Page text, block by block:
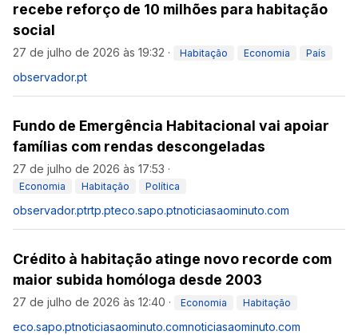
recebe reforço de 10 milhões para habitação
social
27 de julho de 2026 às 19:32 · Habitação Economia País
observador.pt
Fundo de Emergência Habitacional vai apoiar
famílias com rendas descongeladas
27 de julho de 2026 às 17:53 ·
Economia Habitação Política
observador.ptrtp.pteco.sapo.ptnoticiasaominuto.com
Crédito à habitação atinge novo recorde com
maior subida homóloga desde 2003
27 de julho de 2026 às 12:40 · Economia Habitação
eco.sapo.ptnoticiasaominuto.comnoticiasaominuto.com